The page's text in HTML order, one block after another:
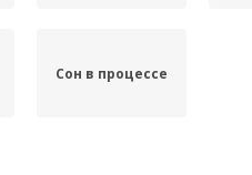
Сон в процессе